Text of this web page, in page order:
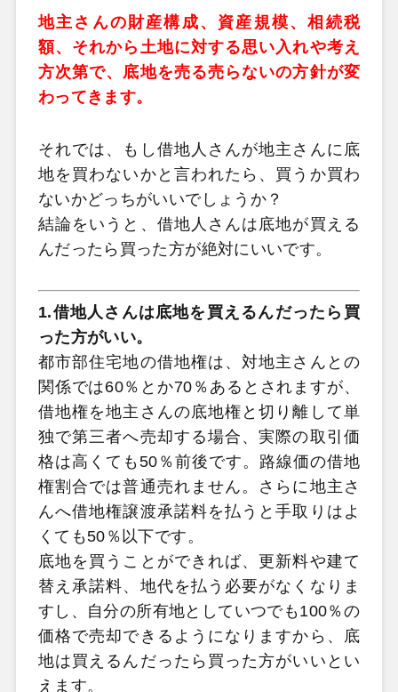
地主さんの財産構成、資産規模、相続税
額、それから土地に対する思い入れや考え
方次第で、底地を売る売らないの方針が変
わってきます。
それでは、もし借地人さんが地主さんに底
地を買わないかと言われたら、買うか買わ
ないかどっちがいいでしょうか？
結論をいうと、借地人さんは底地が買える
んだったら買った方が絶対にいいです。
1.借地人さんは底地を買えるんだったら買
った方がいい。
都市部住宅地の借地権は、対地主さんとの
関係では60％とか70％あるとされますが、
借地権を地主さんの底地権と切り離して単
独で第三者へ売却する場合、実際の取引価
格は高くても50％前後です。路線価の借地
権割合では普通売れません。さらに地主さ
んへ借地権譲渡承諾料を払うと手取りはよ
くても50％以下です。
底地を買うことができれば、更新料や建て
替え承諾料、地代を払う必要がなくなりま
すし、自分の所有地としていつでも100％の
価格で売却できるようになりますから、底
地は買えるんだったら買った方がいいとい
えます。